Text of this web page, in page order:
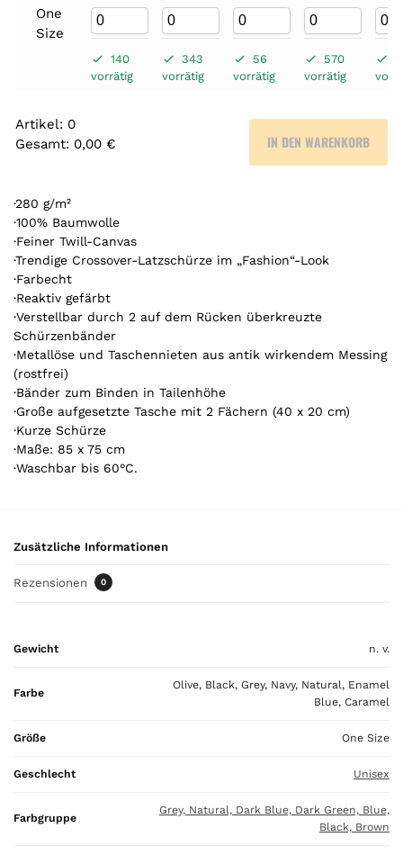
One
Size
140
vorrätig
343
vorrätig
56
vorrätig
570
vorrätig
Artikel: 0
Gesamt: 0,00 €
r
t
i
k
e
l
.
Y
o
u
r
t
o
t
s
,
IN DEN WARENKORB
·280 g/m²
·100% Baumwolle
·Feiner Twill-Canvas
·Trendige Crossover-Latzschürze im „Fashion“-Look
·Farbecht
·Reaktiv gefärbt
·Verstellbar durch 2 auf dem Rücken überkreuzte
Schürzenbänder
·Metallöse und Taschennieten aus antik wirkendem Messing
(rostfrei)
·Bänder zum Binden in Tailenhöhe
·Große aufgesetzte Tasche mit 2 Fächern (40 x 20 cm)
·Kurze Schürze
·Maße: 85 x 75 cm
·Waschbar bis 60°C.
Zusätzliche Informationen
Rezensionen 0
Gewicht n. v.
Farbe
Olive, Black, Grey, Navy, Natural, Enamel
Blue, Caramel
Größe One Size
Geschlecht Unisex
Farbgruppe
Grey, Natural, Dark Blue, Dark Green, Blue,
Black, Brown